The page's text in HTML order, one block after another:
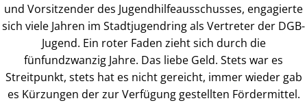
und Vorsitzender des Jugendhilfeausschusses, engagierte
sich viele Jahren im Stadtjugendring als Vertreter der DGB-
Jugend. Ein roter Faden zieht sich durch die
fünfundzwanzig Jahre. Das liebe Geld. Stets war es
Streitpunkt, stets hat es nicht gereicht, immer wieder gab
es Kürzungen der zur Verfügung gestellten Fördermittel.